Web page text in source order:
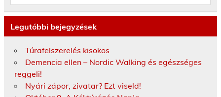
Legutóbbi bejegyzések
Túrafelszerelés kisokos
Demencia ellen – Nordic Walking és egészséges
reggeli!
Nyári zápor, zivatar? Ezt viseld!